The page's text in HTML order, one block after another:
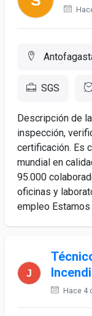
SGS
Descripción de
inspección,
certificación. Es
mundial en
95.000
oficinas y
empleo Estamos
Hace 4